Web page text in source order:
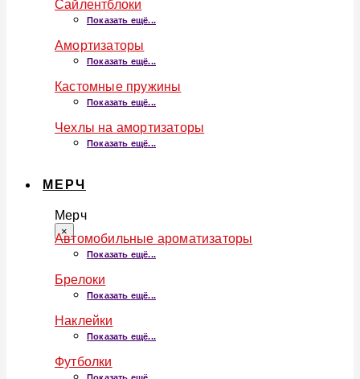
Сайлентблоки
Показать ещё...
Амортизаторы
Показать ещё...
Кастомные пружины
Показать ещё...
Чехлы на амортизаторы
Показать ещё...
МЕРЧ
Мерч
×
Автомобильные ароматизаторы
Показать ещё...
Брелоки
Показать ещё...
Наклейки
Показать ещё...
Футболки